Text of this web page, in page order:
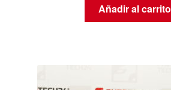
Añadir al carrito